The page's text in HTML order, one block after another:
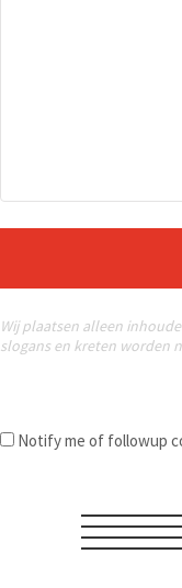
Wij plaatsen alleen
slogans en kreten worden
Notify me of followup